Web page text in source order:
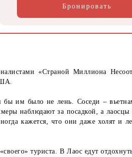
Бронировать
«Страной Миллиона
бы им было не лень. Соседи –
наблюдают за посадкой, а
кажется, что они даже холят и
туриста. В Лаос едут